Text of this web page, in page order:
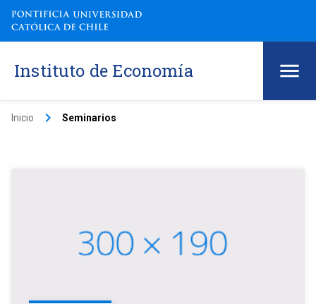
Instituto de Economía
Inicio keyboard_arrow_right Seminarios